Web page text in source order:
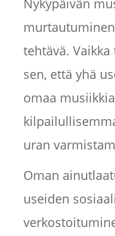
tehtävä.
sen, että yhä
omaa
uran
Oman
useiden